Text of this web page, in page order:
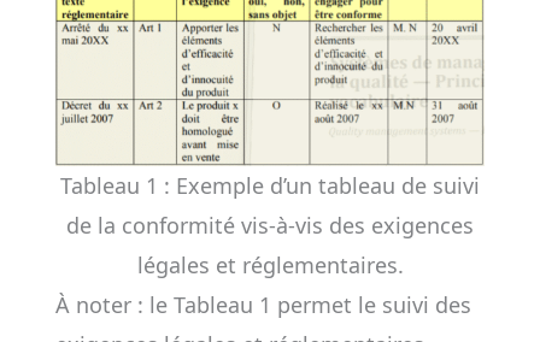
Tableau 1 : Exemple d’un tableau de suivi
de la conformité vis-à-vis des exigences
légales et réglementaires.
À noter : le Tableau 1 permet le suivi des